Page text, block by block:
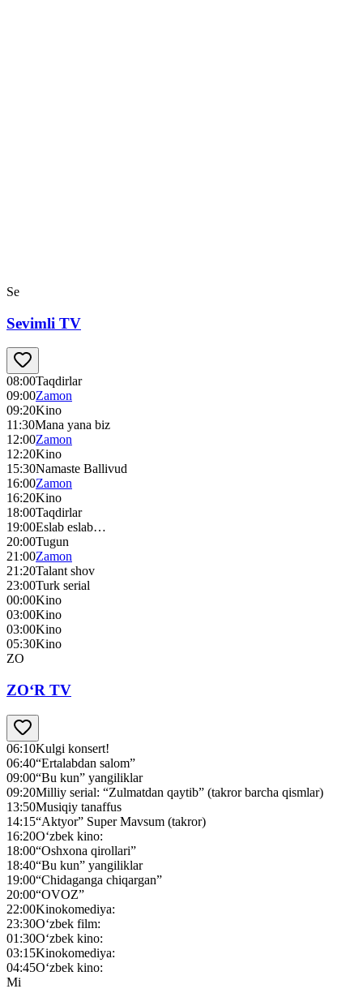
Se
Sevimli TV
08:00Taqdirlar
09:00Zamon
09:20Kino
11:30Mana yana biz
12:00Zamon
12:20Kino
15:30Namaste Ballivud
16:00Zamon
16:20Kino
18:00Taqdirlar
19:00Eslab eslab…
20:00Tugun
21:00Zamon
21:20Talant shov
23:00Turk serial
00:00Kino
03:00Kino
03:00Kino
05:30Kino
ZO
ZO‘R TV
06:10Kulgi konsert!
06:40“Ertalabdan salom”
09:00“Bu kun” yangiliklar
09:20Milliy serial: “Zulmatdan qaytib” (takror barcha qismlar)
13:50Musiqiy tanaffus
14:15“Aktyor” Super Mavsum (takror)
16:20O‘zbek kino:
18:00“Oshxona qirollari”
18:40“Bu kun” yangiliklar
19:00“Chidaganga chiqargan”
20:00“OVOZ”
22:00Kinokomediya:
23:30O‘zbek film:
01:30O‘zbek kino:
03:15Kinokomediya:
04:45O‘zbek kino:
Mi